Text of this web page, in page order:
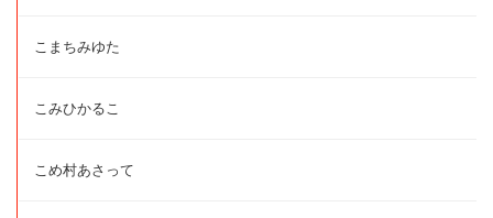
こまちみゆた
こみひかるこ
こめ村あさって